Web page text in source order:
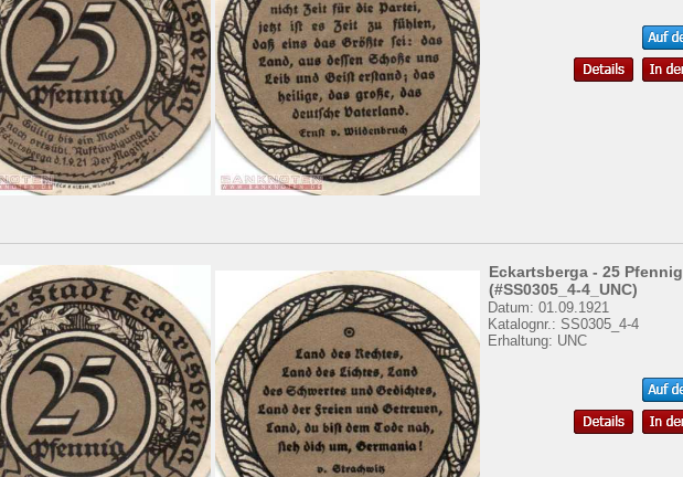
Eckartsberga - 25 Pfennig
(#SS0305_4-4_UNC)
Datum: 01.09.1921
Katalognr.: SS0305_4-4
Erhaltung: UNC